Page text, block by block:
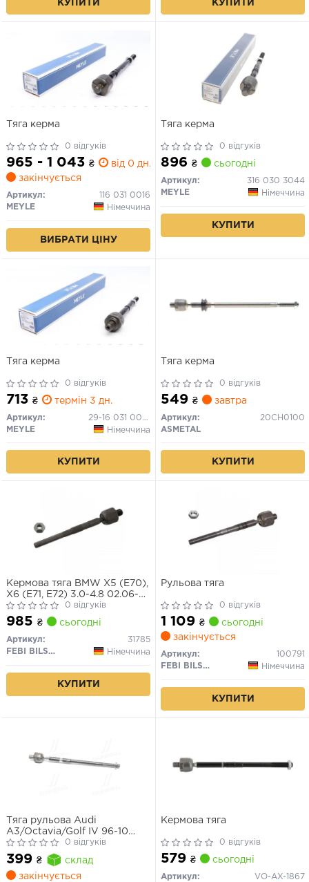
КУПИТИ КУПИТИ
Тяга керма
0 відгуків
965 - 1 043 ₴
від 0 дн.
закінчується
Артикул:
116 031 0016
MEYLE
Німеччина
ВИБРАТИ ЦІНУ
Тяга керма
0 відгуків
896 ₴ сьогодні
Артикул:
316 030 3044
MEYLE
Німеччина
КУПИТИ
Тяга керма
0 відгуків
713 ₴ термін 3 дн.
Артикул:
29-16 031 0006
MEYLE
Німеччина
КУПИТИ
Тяга керма
0 відгуків
549 ₴ завтра
Артикул:
20CH0100
ASMETAL
КУПИТИ
Кермова тяга BMW X5 (E70),
X6 (E71, E72) 3.0-4.8 02.06-
06.14
0 відгуків
985 ₴ сьогодні
Артикул:
31785
FEBI BILSTEIN
Німеччина
КУПИТИ
Рульова тяга
0 відгуків
1 109 ₴
сьогодні
закінчується
Артикул:
100791
FEBI BILSTEIN
Німеччина
КУПИТИ
Тяга рульова Audi
A3/Octavia/Golf IV 96-10
(320mm)
0 відгуків
399 ₴
склад
закінчується
Кермова тяга
0 відгуків
579 ₴ сьогодні
Артикул:
VO-AX-1867